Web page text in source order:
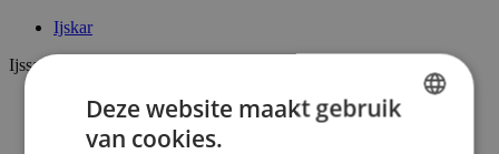
Ijskar
Ijssalon
Surprice Houthulst
Surprice Heuvelland
Surprice Kemmel
Deze website maakt gebruik
van cookies.